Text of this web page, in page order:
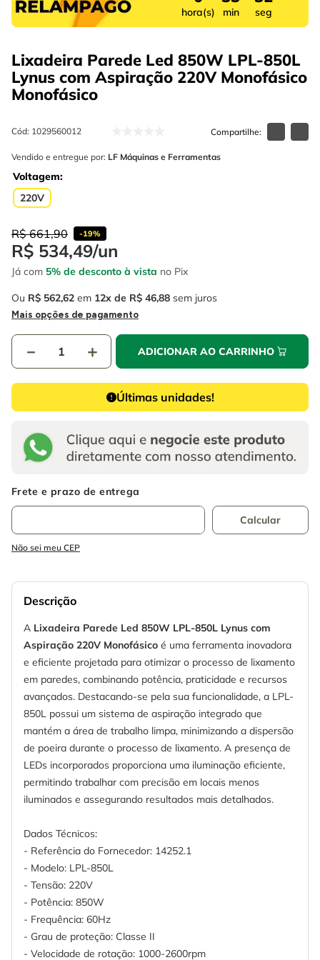
hora(s) min seg
Lixadeira Parede Led 850W LPL-850L
Lynus com Aspiração 220V Monofásico
Monofásico
Cód: 1029560012
Vendido e entregue por: LF Máquinas e Ferramentas
Voltagem
220V
R$ 661,90 -19%
R$ 534,49/un
Já com 5% de desconto à vista no Pix
Ou R$ 562,62 em 12 R$ 46,88 sem juros
Mais opções de pagamento
＋
－ ADICIONAR AO CARRINHO
Últimas unidades!
Não sei meu CEP
Descrição
A Lixadeira Parede Led 850W LPL-850L Lynus com
Aspiração 220V Monofásico é uma ferramenta inovadora
e eficiente projetada para otimizar o processo de lixamento
em paredes, combinando potência, praticidade e recursos
avançados. Destacando-se pela sua funcionalidade, a LPL-
850L possui um sistema de aspiração integrado que
mantém a área de trabalho limpa, minimizando a dispersão
de poeira durante o processo de lixamento. A presença de
LEDs incorporados proporciona uma iluminação eficiente,
permitindo trabalhar com precisão em locais menos
iluminados e assegurando resultados mais detalhados.
Dados Técnicos:
- Referência do Fornecedor: 14252.1
- Modelo: LPL-850L
- Tensão: 220V
- Potência: 850W
- Frequência: 60Hz
- Grau de proteção: Classe II
- Velocidade de rotação: 1000-2600rpm
6º serra copo
8º fio
9º alicate
escada
serra copo
º luva
10 º